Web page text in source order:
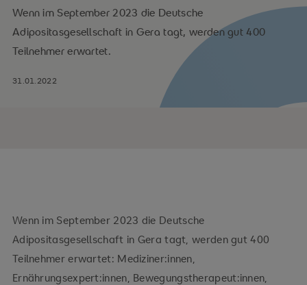
Wenn im September 2023 die Deutsche
Adipositasgesellschaft in Gera tagt, werden gut 400
Teilnehmer erwartet.
31.01.2022
Wenn im September 2023 die Deutsche
Adipositasgesellschaft in Gera tagt, werden gut 400
Teilnehmer erwartet: Mediziner:innen,
Ernährungsexpert:innen, Bewegungstherapeut:innen,